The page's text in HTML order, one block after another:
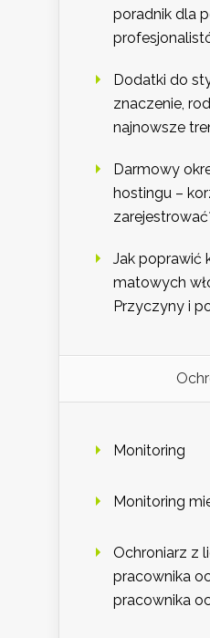
poradnik dla
Dodatki do
znaczenie,
najnowsze
Darmowy
hostingu –
Jak poprawić
matowych
Przyczyny i
Monitoring
Monitoring
Ochroniarz z
pracownika
pracownika